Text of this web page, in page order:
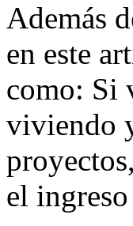
Además
en este
como: Si
viviendo
el